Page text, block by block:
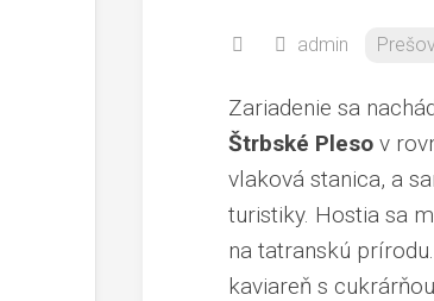
admin
Zariadenie sa
Štrbské Pleso v
vlaková stanica, a
turistiky. Hostia sa
na tatranskú
kaviareň s